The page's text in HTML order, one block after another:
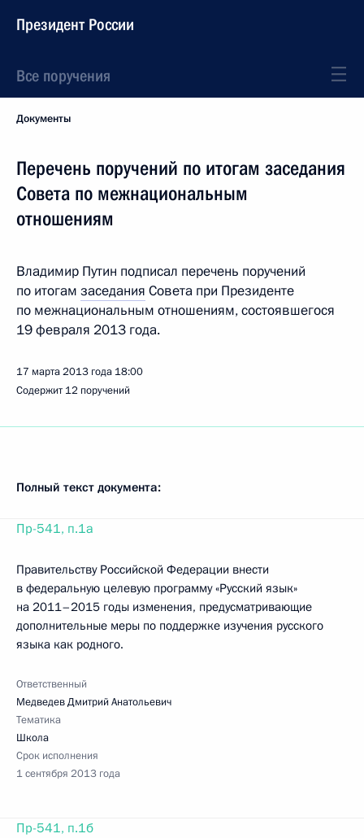
Президент России
Все поручения
Документы
Перечень поручений по итогам заседания
Совета по межнациональным
отношениям
Владимир Путин подписал перечень поручений
по итогам заседания Совета при Президенте
по межнациональным отношениям, состоявшегося
19 февраля 2013 года.
17 марта 2013 года 18:00
Содержит 12 поручений
Полный текст документа:
Пр-541, п.1а
Правительству Российской Федерации внести
в федеральную целевую программу «Русский язык»
на 2011–2015 годы изменения, предусматривающие
дополнительные меры по поддержке изучения русского
языка как родного.
Ответственный
Медведев Дмитрий Анатольевич
Тематика
Школа
Срок исполнения
1 сентября 2013 года
Пр-541, п.1б